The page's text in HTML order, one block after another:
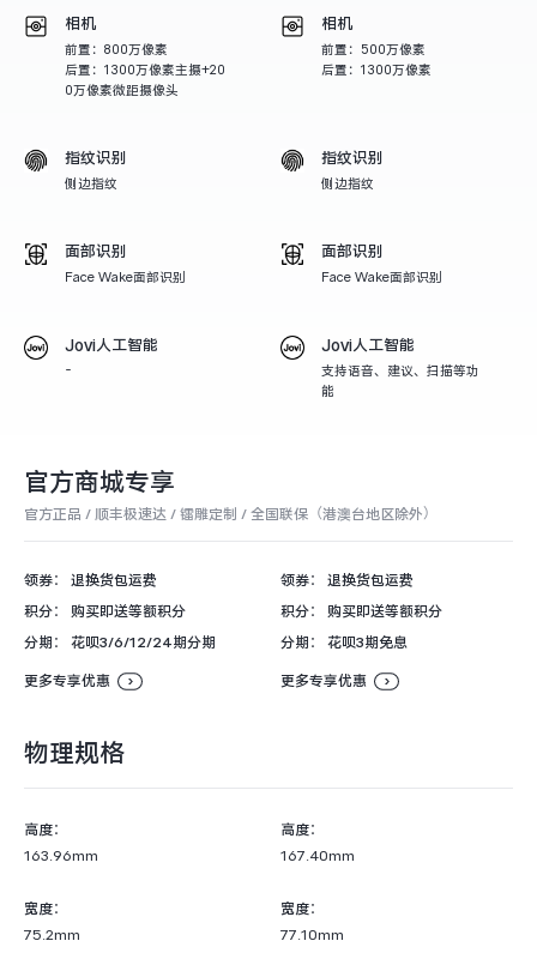
X Fold5 X200 Ultra
Y500 Pro Y500
Y50m 5G
全部iQOO机型 对比iQOO机型
vivo WATCH GT 2 vivo Vision
全部智能硬件
相机
前置：800万像素
后置：1300万像素主摄+20
0万像素微距摄像头
相机
前置：500万像素
后置：1300万像素
指纹识别
侧边指纹
指纹识别
侧边指纹
面部识别
Face Wake面部识别
面部识别
Face Wake面部识别
Jovi人工智能
-
Jovi人工智能
支持语音、建议、扫描等功
能
官方商城专享
官方正品 / 顺丰极速达 / 镭雕定制 / 全国联保（港澳台地区除外）
领券： 退换货包运费 领券：
退换货包运费
积分：
购买即送等额积分 积分：
购买即送等额积分
分期：
花呗3/6/12/24期分期 分期： 花呗3期免息
更多专享优惠 更多专享优惠
物理规格
高度：
163.96mm
高度：
167.40mm
宽度：
75.2mm
宽度：
77.10mm